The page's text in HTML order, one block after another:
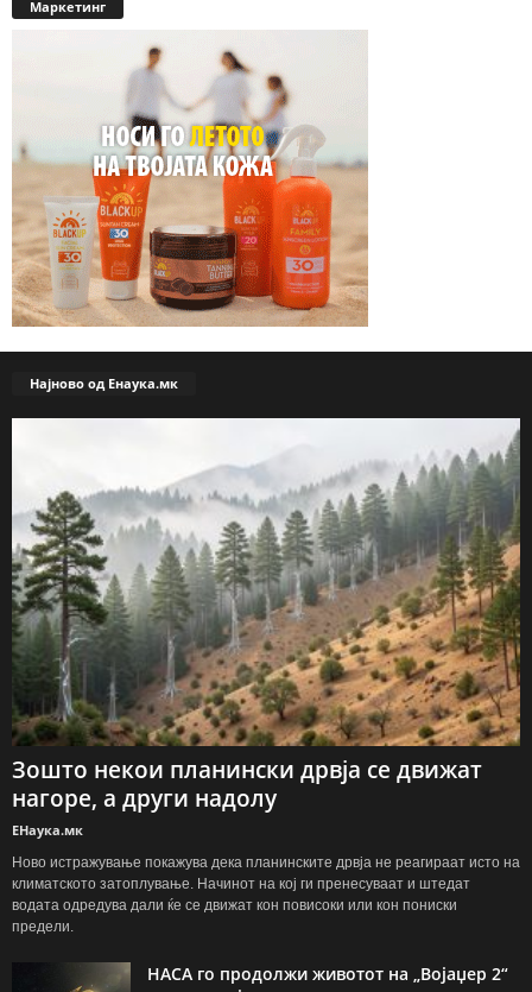
Маркетинг
Најново од Енаука.мк
Зошто некои планински дрвја се движат
нагоре, а други надолу
ЕНаука.мк
Ново истражување покажува дека планинските дрвја не реагираат исто на
климатското затоплување. Начинот на кој ги пренесуваат и штедат
водата одредува дали ќе се движат кон повисоки или кон пониски
предели.
НАСА го продолжи животот на „Војаџер 2“